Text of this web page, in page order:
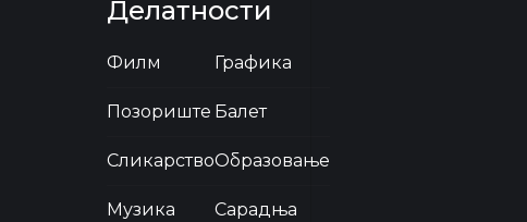
Делатности
Филм
Позориште
Сликарство
Музика
Графика
Балет
Образовање
Сарадња